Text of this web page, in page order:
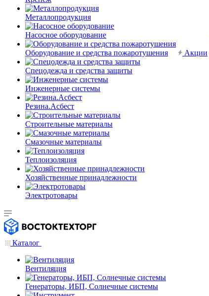
Металлопродукция
Насосное оборудование
Оборудование и средства пожаротушения
Спецодежда и средства защиты
Инженерные системы
Резина.Асбест
Строительные материалы
Смазочные материалы
Теплоизоляция
Хозяйственные принадлежности
Электротовары
Акции
Каталог
Вентиляция
Генераторы, ИБП, Солнечные системы